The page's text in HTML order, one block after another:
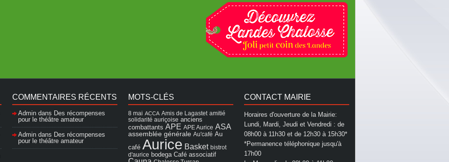
COMMENTAIRES RÉCENTS
Admin dans Des récompenses
pour le théâtre amateur
Admin dans Des récompenses
pour le théâtre amateur
MOTS-CLÉS
8 mai ACCA Amis de Lagastet amitié
solidarité auriçoise anciens
combattants APE APE Aurice ASA
assemblée générale Au'café Au
café Aurice Basket bistrot
d'aurice bodega Café associatif
CONTACT MAIRIE
Horaires d'ouverture de la Mairie:
Lundi, Mardi, Jeudi et Vendredi : de
08h00 à 11h30 et de 12h30 à 15h30*
*Permanence téléphonique jusqu'à
17h00